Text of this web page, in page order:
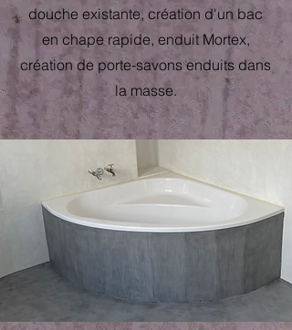
douche existante, création d'un bac
en chape rapide, enduit Mortex,
création de porte-savons enduits dans
la masse.